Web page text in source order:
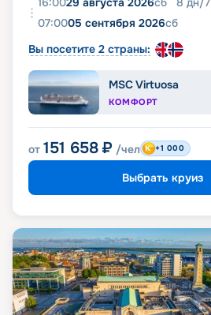
07:0005 сентября 2026сб
Вы посетите 2 страны:
MSC Virtuosa
КОМФОРТ
от 151 658 ₽ /чел +1 000
Выбрать круиз